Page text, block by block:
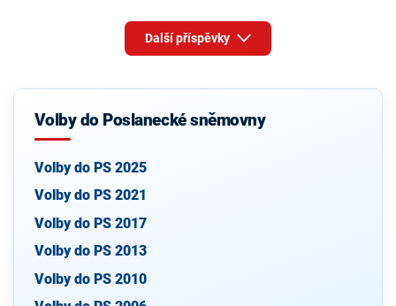
Další příspěvky
Volby do Poslanecké sněmovny
Volby do PS 2025
Volby do PS 2021
Volby do PS 2017
Volby do PS 2013
Volby do PS 2010